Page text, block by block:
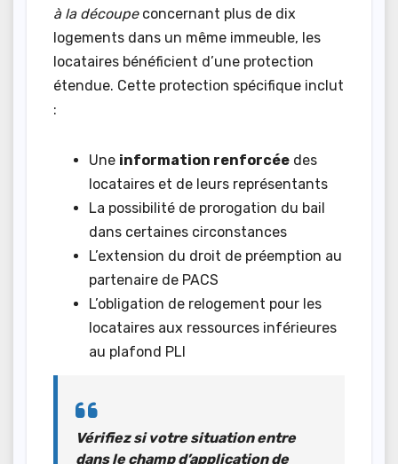
à la découpeconcernant plus de dix
logements dans un même immeuble, les
locataires bénéficient d’une protection
étendue. Cette protection spécifique inclut
:
Une information renforcée des
locataires et de leurs représentants
La possibilité de prorogation du bail
dans certaines circonstances
L’extension du droit de préemption au
partenaire de PACS
L’obligation de relogement pour les
locataires aux ressources inférieures
au plafond PLI
Vérifiez si votre situation entre
dans le champ d’application de